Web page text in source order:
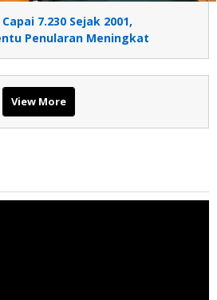
7.230 Sejak 2001,
Penularan Meningkat
View More